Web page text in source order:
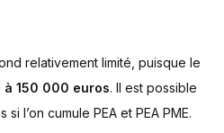
relativement limité, puisque le
à 150 000 euros. Il est possible
si l’on cumule PEA et PEA PME.